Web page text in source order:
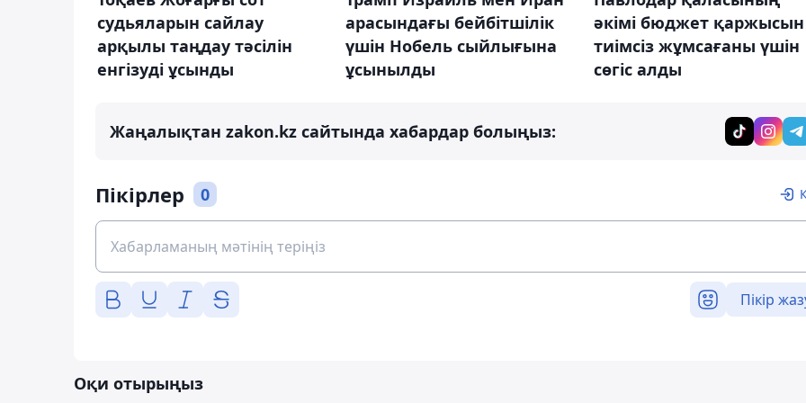
судьяларын сайлау
арқылы таңдау тәсілін
енгізуді ұсынды
арасындағы бейбітшілік
үшін Нобель сыйлығына
ұсынылды
әкімі бюджет қаржысын
тиімсіз жұмсағаны үшін
сөгіс алды
Жаңалықтан zakon.kz сайтында хабардар болыңыз:
Пікірлер 0
Пікір
Оқи отырыңыз